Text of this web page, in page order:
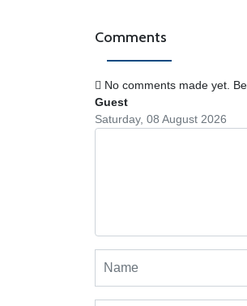
Comments
No comments made yet.
Guest
Saturday, 08 August 2026